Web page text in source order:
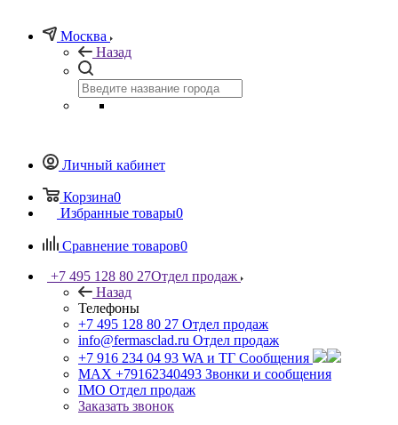
Москва
Назад
Личный кабинет
Корзина0
Избранные товары0
Сравнение товаров0
+7 495 128 80 27Отдел продаж
Назад
Телефоны
+7 495 128 80 27 Отдел продаж
info@fermasclad.ru Отдел продаж
+7 916 234 04 93 WA и ТГ Сообщения
MAX +79162340493 Звонки и сообщения
IMO Отдел продаж
Заказать звонок